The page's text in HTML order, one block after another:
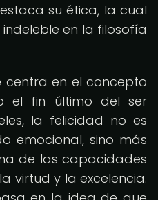
su ética, la cual
en la filosofía
centra en el concepto
el fin último del ser
la felicidad no es
emocional, sino más
de las capacidades
virtud y la excelencia.